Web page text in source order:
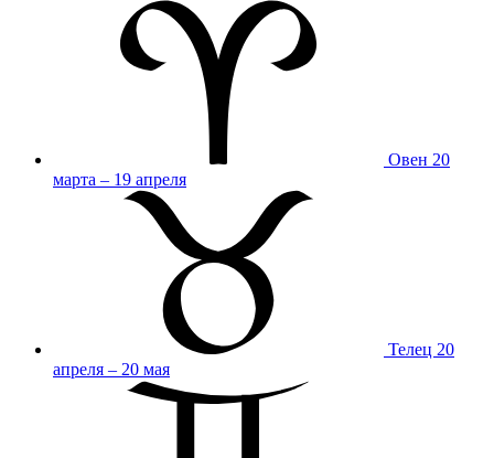
Овен 20
марта – 19 апреля
Телец 20
апреля – 20 мая